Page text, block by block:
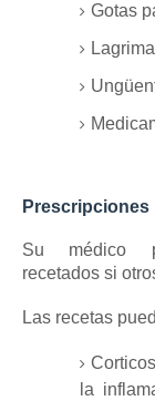
Gotas
Prescripciones
Su médico
recetados si
Las recetas
la